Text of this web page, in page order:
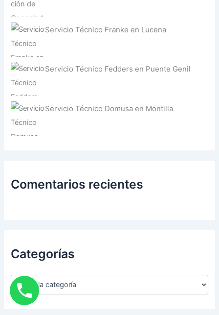
Servicio Técnico Franke en Lucena
Servicio Técnico Fedders en Puente Genil
Servicio Técnico Domusa en Montilla
Comentarios recientes
Categorías
C
a
t